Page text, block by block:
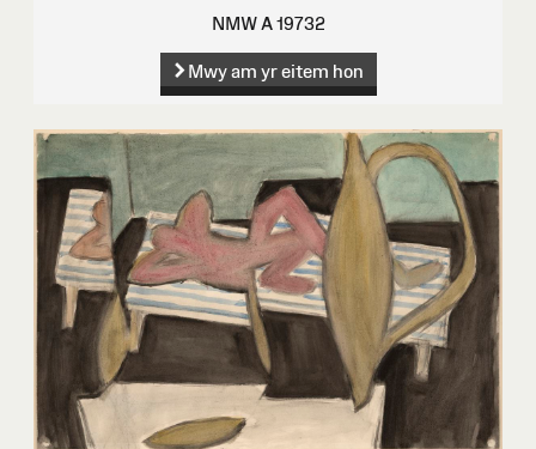
NMW A 19732
Mwy am yr eitem hon